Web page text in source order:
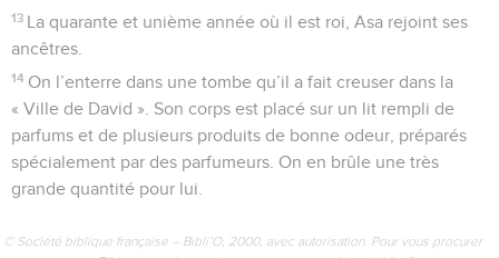
13 La quarante et unième année où il est roi, Asa rejoint ses
ancêtres.
14 On l’enterre dans une tombe qu’il a fait creuser dans la
« Ville de David ». Son corps est placé sur un lit rempli de
parfums et de plusieurs produits de bonne odeur, préparés
spécialement par des parfumeurs. On en brûle une très
grande quantité pour lui.
© Société biblique française – Bibli’O, 2000, avec autorisation. Pour vous procurer